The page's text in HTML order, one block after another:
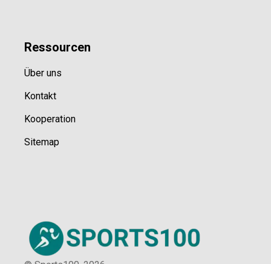
Ressourcen
Über uns
Kontakt
Kooperation
Sitemap